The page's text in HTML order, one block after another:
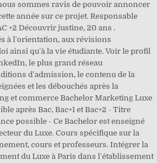
sommes ravis de pouvoir annoncer
année sur ce projet. Responsable
+2 Découvrir justine, 20 ans .
à l'orientation, aux révisions
ainsi qu'à la vie étudiante. Voir le profil
le plus grand réseau
d'admission, le contenu de la
et les débouchés après la
et commerce Bachelor Marketing Luxe
après Bac, Bac+1 et Bac+2 - Titre
possible - Ce Bachelor est enseigné
du Luxe. Cours spécifique sur la
cours et professeurs. Intégrer la
du Luxe à Paris dans l'établissement